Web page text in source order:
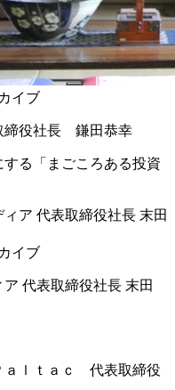
イブ
締役社長 鎌田恭幸
る「まごころある投資
イブ
ア 代表取締役社長 末田